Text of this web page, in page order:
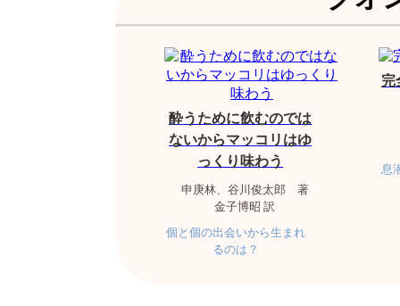
酔うために飲むのでは
ないからマッコリはゆ
っくり味わう
申庚林、谷川俊太郎 著
金子博昭 訳
個と個の出会いから生まれ
るのは？
完
息